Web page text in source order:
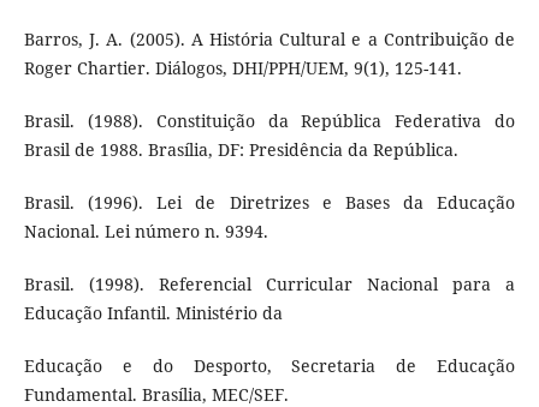
Barros, J. A. (2005). A História Cultural e a Contribuição de
Roger Chartier. Diálogos, DHI/PPH/UEM, 9(1), 125-141.
Brasil. (1988). Constituição da República Federativa do
Brasil de 1988. Brasília, DF: Presidência da República.
Brasil. (1996). Lei de Diretrizes e Bases da Educação
Nacional. Lei número n. 9394.
Brasil. (1998). Referencial Curricular Nacional para a
Educação Infantil. Ministério da
Educação e do Desporto, Secretaria de Educação
Fundamental. Brasília, MEC/SEF.